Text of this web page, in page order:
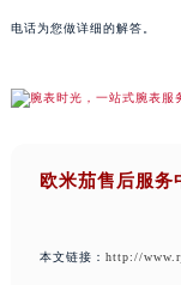
电话为您做详细的解答。
欧米茄售后服务
本文链接： http://